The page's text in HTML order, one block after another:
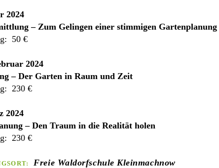
2024
– Zum Gelingen einer stimmigen Gartenplanung
50 €
2024
– Der Garten in Raum und Zeit
230 €
2024
– Den Traum in die Realität holen
230 €
Freie Waldorfschule Kleinmachnow